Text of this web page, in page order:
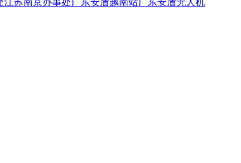
江苏南京办事处广东安盾越南站广东安盾无人机